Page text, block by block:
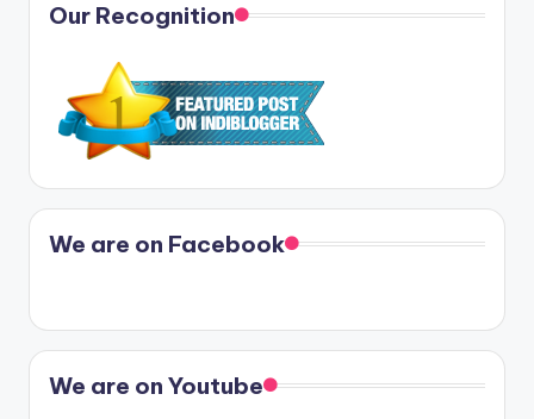
Our Recognition
We are on Facebook
We are on Youtube